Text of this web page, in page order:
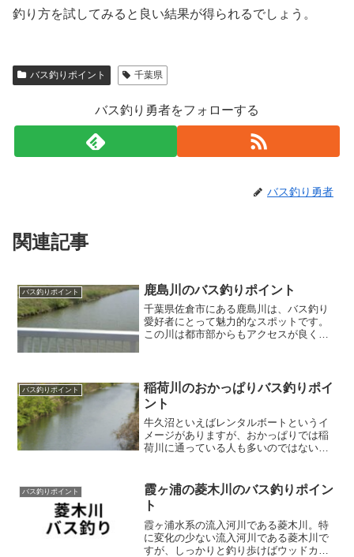
釣り方を試してみると良い結果が得られるでしょう。
バス釣りポイント 千葉県
バス釣り勇者をフォローする
バス釣り勇者
関連記事
バス釣りポイント 鹿島川のバス釣りポイント
千葉県佐倉市にある鹿島川は、バス釣り
愛好者にとって魅力的なスポットです。
この川は都市部からもアクセスが良く、
から上級者まで幅広いレベ...
バス釣りポイント
稲荷川のおかっぱりバス釣りポイ
ント
牛久沼といえばレンタルボートというイ
メージがありますが、おかっぱりでは稲
荷川に通っている人も多いのではないで
稲荷川のおかっぱりバス釣りポイント茨
城県つくば市にある稲荷川...
バス釣りポイント
霞ヶ浦の菱木川のバス釣りポイン
ト
霞ヶ浦水系の流入河川である菱木川。特
に変化の少ない流入河川である菱木川で
すが、しっかりと釣り歩けばウッドカバ